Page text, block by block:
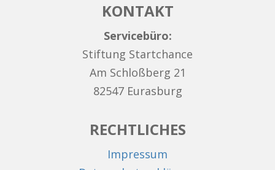
KONTAKT
Servicebüro:
Stiftung Startchance
Am Schloßberg 21
82547 Eurasburg
RECHTLICHES
Impressum